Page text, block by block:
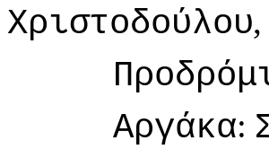
Χριστoδoύλoυ,
Αργάκα: